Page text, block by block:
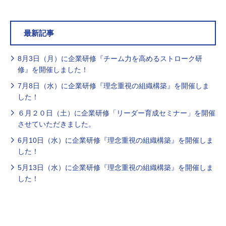
最新記事
8月3日（月）に企業研修『チーム力を高めるストローク研
修』を開催しました！
7月8日（水）に企業研修『理念重視の組織構築』を開催しま
した！
６月２０日（土）に企業研修「リーダー育成セミナー」を開催
させていただきました。
6月10日（水）に企業研修『理念重視の組織構築』を開催しま
した！
5月13日（水）に企業研修『理念重視の組織構築』を開催しま
した！